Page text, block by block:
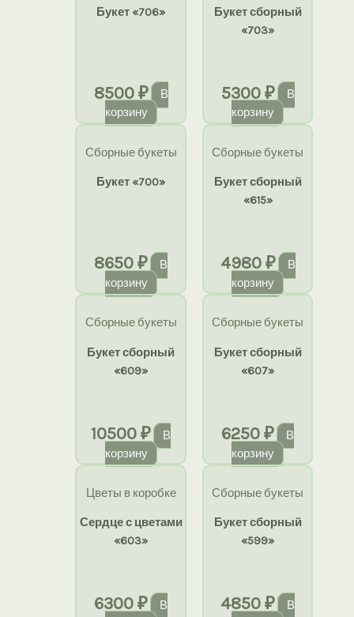
Букет «706»
8500₽
В
корзину
Букет сборный
«703»
5300₽
В
корзину
Сборные букеты
Букет «700»
8650₽
В
корзину
Сборные букеты
Букет сборный
«615»
4980₽
В
корзину
Сборные букеты
Букет сборный
«609»
10500₽
В
корзину
Сборные букеты
Букет сборный
«607»
6250₽
В
корзину
Цветы в коробке
Сердце с цветами
«603»
6300₽
В
Сборные букеты
Букет сборный
«599»
4850₽
В